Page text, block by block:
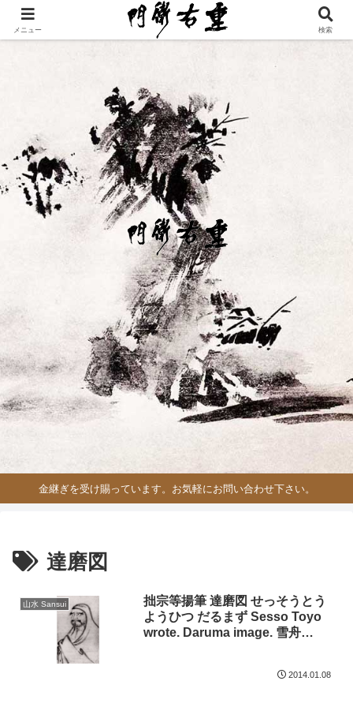
金継ぎを受け賜っています。お気軽にお問い合わせ下さい。
達磨図
山水 Sansui
拙宗等揚筆 達磨図 せっそうとう
ようひつ だるまず Sesso Toyo
wrote. Daruma image. 雪舟
2014.01.08
メニュー 検索